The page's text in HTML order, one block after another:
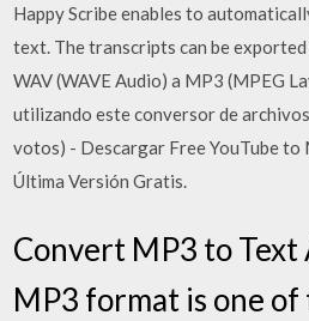
Happy Scribe enables to
text. The transcripts can be
WAV (WAVE Audio) a MP3 (MPEG
utilizando este conversor de
votos) - Descargar Free YouTube to
Última Versión Gratis.
Convert MP3 to Text
MP3 format is one of